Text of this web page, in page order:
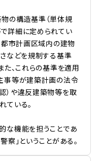
の構造基準（単体規
詳細に定められてい
都市計画区域内の建物
などを規制する基準
た、これらの基準を適用
事等が建築計画の法令
）や違反建築物等を取
ている。
な機能を担うことであ
察」ということがある。